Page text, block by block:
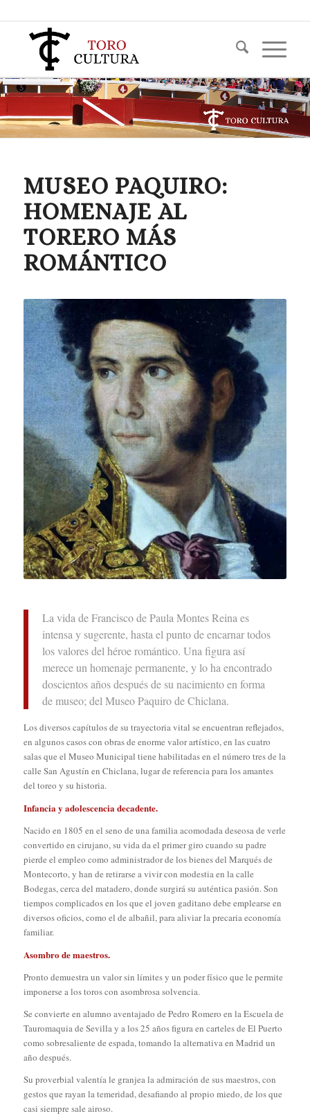
MUSEO PAQUIRO:
HOMENAJE AL
TORERO MÁS
ROMÁNTICO
La vida de Francisco de Paula Montes Reina es
intensa y sugerente, hasta el punto de encarnar todos
los valores del héroe romántico. Una figura así
merece un homenaje permanente, y lo ha encontrado
doscientos años después de su nacimiento en forma
de museo; del Museo Paquiro de Chiclana.
Los diversos capítulos de su trayectoria vital se encuentran reflejados,
en algunos casos con obras de enorme valor artístico, en las cuatro
salas que el Museo Municipal tiene habilitadas en el número tres de la
calle San Agustín en Chiclana, lugar de referencia para los amantes
del toreo y su historia.
Infancia y adolescencia decadente.
Nacido en 1805 en el seno de una familia acomodada deseosa de verle
convertido en cirujano, su vida da el primer giro cuando su padre
pierde el empleo como administrador de los bienes del Marqués de
Montecorto, y han de retirarse a vivir con modestia en la calle
Bodegas, cerca del matadero, donde surgirá su auténtica pasión. Son
tiempos complicados en los que el joven gaditano debe emplearse en
diversos oficios, como el de albañil, para aliviar la precaria economía
familiar.
Asombro de maestros.
Pronto demuestra un valor sin límites y un poder físico que le permite
imponerse a los toros con asombrosa solvencia.
Se convierte en alumno aventajado de Pedro Romero en la Escuela de
Tauromaquia de Sevilla y a los 25 años figura en carteles de El Puerto
como sobresaliente de espada, tomando la alternativa en Madrid un
año después.
Su proverbial valentía le granjea la admiración de sus maestros, con
gestos que rayan la temeridad, desafiando al propio miedo, de los que
casi siempre sale airoso.